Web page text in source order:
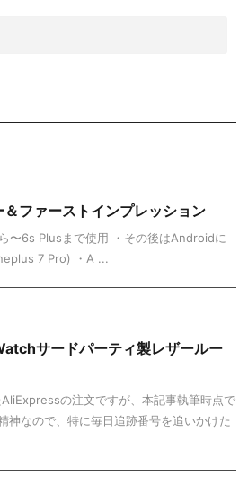
ファーストインプレッション
〜6s Plusまで使用 ・その後はAndroidに
7 Pro) ・A ...
サードパーティ製レザールー
の注文ですが、本記事執筆時点で
神なので、特に毎日追跡番号を追いかけた